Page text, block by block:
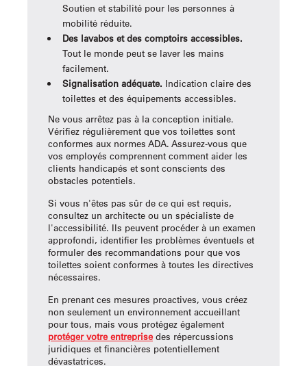
Soutien et stabilité pour les personnes à
mobilité réduite.
Des lavabos et des comptoirs accessibles.
Tout le monde peut se laver les mains
facilement.
Signalisation adéquate. Indication claire des
toilettes et des équipements accessibles.
Ne vous arrêtez pas à la conception initiale.
Vérifiez régulièrement que vos toilettes sont
conformes aux normes ADA. Assurez-vous que
vos employés comprennent comment aider les
clients handicapés et sont conscients des
obstacles potentiels.
Si vous n'êtes pas sûr de ce qui est requis,
consultez un architecte ou un spécialiste de
l'accessibilité. Ils peuvent procéder à un examen
approfondi, identifier les problèmes éventuels et
formuler des recommandations pour que vos
toilettes soient conformes à toutes les directives
nécessaires.
En prenant ces mesures proactives, vous créez
non seulement un environnement accueillant
pour tous, mais vous protégez également
protéger votre entreprise des répercussions
juridiques et financières potentiellement
dévastatrices.